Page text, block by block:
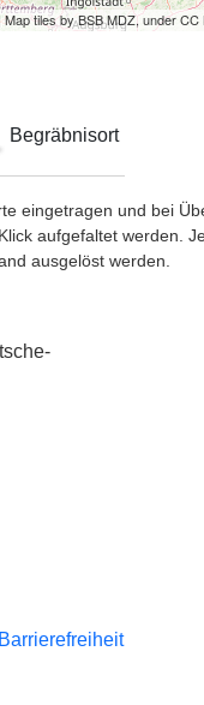
tiles by BSB MDZ, under
Begräbnisort
eingetragen und bei
aufgefaltet werden.
ausgelöst werden.
Barrierefreiheit